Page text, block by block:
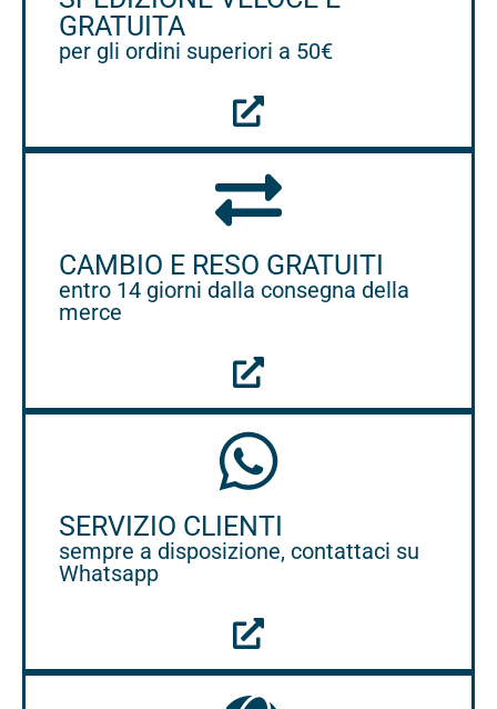
GRATUITA
per gli ordini superiori a 50€
CAMBIO E RESO GRATUITI
entro 14 giorni dalla consegna della
merce
SERVIZIO CLIENTI
sempre a disposizione, contattaci su
Whatsapp